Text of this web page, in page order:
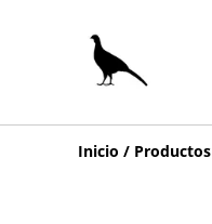
Inicio / Productos